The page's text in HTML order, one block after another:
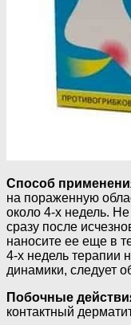
Способ
на пораженную
около 4-х недель.
сразу после
наносите ее еще в
4-х недель терапии
динамики, следует
Побочные
контактный